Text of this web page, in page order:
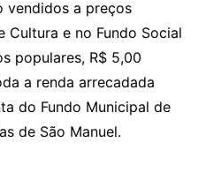
vendidos a preços
Cultura e no Fundo Social
populares, R$ 5,00
a renda arrecadada
do Fundo Municipal de
de São Manuel.